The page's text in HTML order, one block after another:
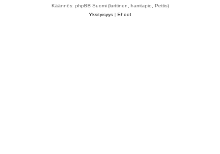
Käännös: phpBB Suomi (lurttinen, harritapio, Pettis)
Yksityisyys | Ehdot